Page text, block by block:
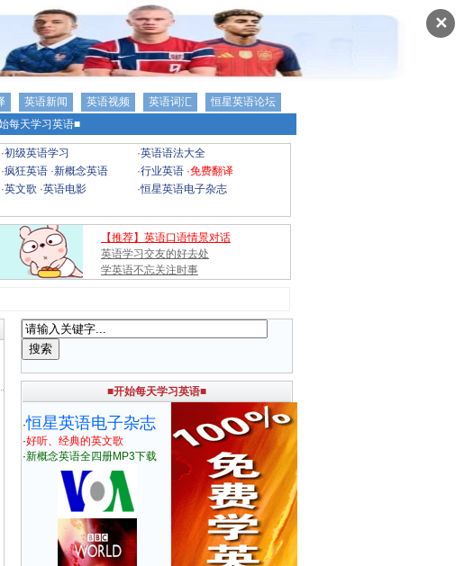
✕
英语新闻 英语视频 英语词汇
恒星英语论坛
每天学习英语■
·初级英语学习 ·英语语法大全
·疯狂英语 ·新概念英语 ·行业英语 ·免费翻译
·英文歌 ·英语电影 ·恒星英语电子杂志
【推荐】英语口语情景对话
英语学习交友的好去处
学英语不忘关注时事
■开始每天学习英语■
·恒星英语电子杂志
·好听、经典的英文歌
·新概念英语全四册MP3下载